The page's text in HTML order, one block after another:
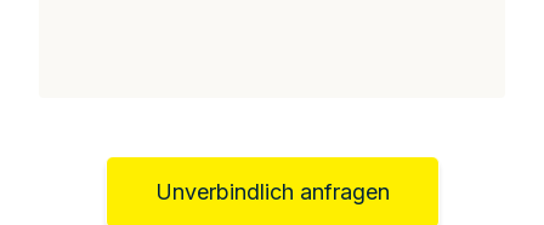
Unverbindlich anfragen